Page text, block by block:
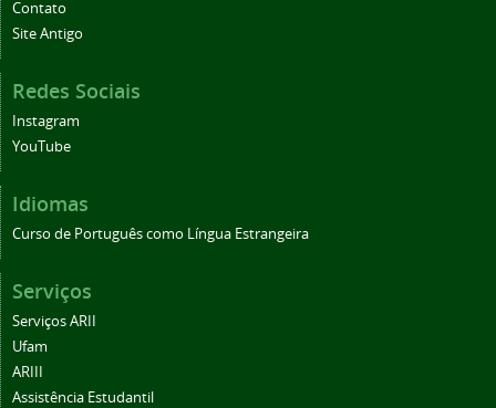
Contato
Site Antigo
Redes Sociais
Instagram
YouTube
Idiomas
Curso de Português como Língua Estrangeira
Serviços
Serviços ARII
Ufam
ARIII
Assistência Estudantil